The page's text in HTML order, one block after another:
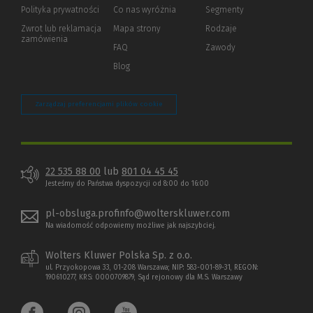
Polityka prywatności (Nowe
(Link
innej
Zwrot lub reklamacja
zamówienia
strony)
Co nas wyróżnia
Mapa strony
FAQ
Blog
Segmenty
Rodzaje
Zawody
Zarządzaj preferencjami plików cookie
22 535 88 00 lub 801 04 45 45
Jesteśmy do Państwa dyspozycji od 8:00 do 16:00
pl-obsluga.profinfo@wolterskluwer.com
Na wiadomość odpowiemy możliwe jak najszybciej.
Wolters Kluwer Polska Sp. z o.o.
ul. Przyokopowa 33, 01-208 Warszawa; NIP: 583-001-89-31, REGON:
190610277, KRS: 0000709879, Sąd rejonowy dla M.S. Warszawy